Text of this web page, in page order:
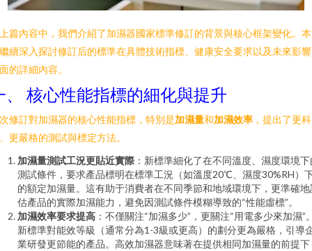
篇內容中，我們介紹了加濕器國家標準修訂的背景與核心框架變化。
續深入探討修訂后的標準在具體技術指標、健康安全要求以及未來影
的詳細內容。
、 核心性能指標的細化與提升
修訂對加濕器的核心性能指標，特別是加濕量和加濕效率 ，提出了更科
更嚴格的測試與標定方法。
加濕量測試工況更貼近實際 ：新標準細化了在不同溫度、濕度環境
測試條件，要求產品標明在標準工況（如溫度20℃、濕度30%RH）
的額定加濕量。這有助于消費者在不同季節和地域環境下，更準確地
估產品的實際加濕能力，避免因測試條件模糊導致的“性能虛標”。
加濕效率要求提高 ：不僅關注“加濕多少”，更關注“用電多少來加濕”
新標準對能效等級（通常分為1-3級或更高）的劃分更為嚴格，引導
業研發更節能的產品。高效加濕器意味著在提供相同加濕量的前提下